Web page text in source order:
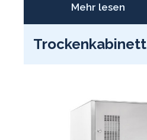
Mehr lesen
Trockenkabinett